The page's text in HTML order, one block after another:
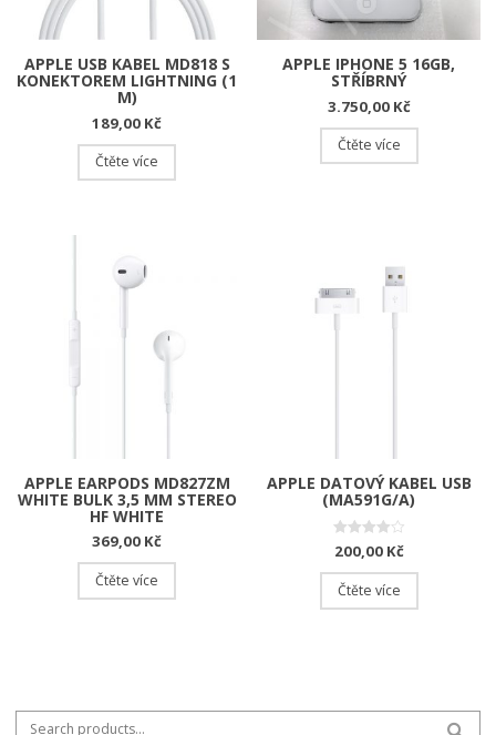
APPLE USB KABEL MD818 S
KONEKTOREM LIGHTNING (1
M)
189,00 Kč
Čtěte více
APPLE IPHONE 5 16GB,
STŘÍBRNÝ
3.750,00 Kč
Čtěte více
APPLE EARPODS MD827ZM
WHITE BULK 3,5 MM STEREO
HF WHITE
369,00 Kč
Čtěte více
APPLE DATOVÝ KABEL USB
(MA591G/A)
Hodnocení
4.00
z 5
200,00 Kč
Čtěte více
Search for: